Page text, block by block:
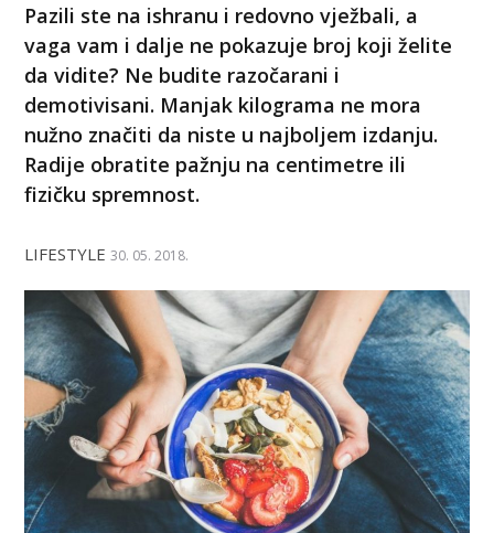
Pazili ste na ishranu i redovno vježbali, a
vaga vam i dalje ne pokazuje broj koji želite
da vidite? Ne budite razočarani i
demotivisani. Manjak kilograma ne mora
nužno značiti da niste u najboljem izdanju.
Radije obratite pažnju na centimetre ili
fizičku spremnost.
LIFESTYLE 30. 05. 2018.